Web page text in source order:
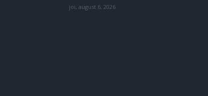
joi, august 6, 2026